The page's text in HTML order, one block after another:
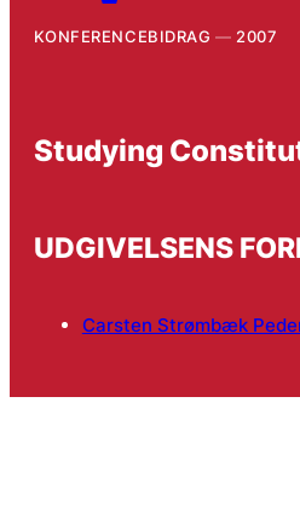
KONFERENCEBIDRAG 2007
Studying
UDGIVELSENS
Carsten Strømbæk